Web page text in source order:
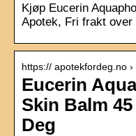
Kjøp Eucerin
Apotek, Fri frakt over
https:// apotekfordeg.no
Eucerin
Skin Balm
Deg